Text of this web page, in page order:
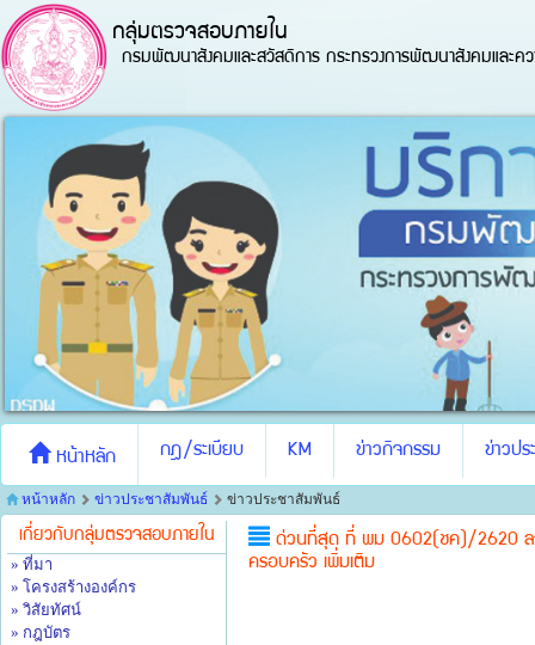
กลุ่มตรวจสอบภายใน
กรมพัฒนาสังคมและสวัสดิการ กระทรวงการพัฒนาสังคมและค
หน้าหลัก กฎ/ระเบียบ KM ข่าวกิจกรรม ข่าวป
หน้าหลัก ข่าวประชาสัมพันธ์ ข่าวประชาสัมพันธ์
เกี่ยวกับกลุ่มตรวจสอบภายใน
» ที่มา
» โครงสร้างองค์กร
» วิสัยทัศน์
» กฎบัตร
ด่วนที่สุด ที่ พม 0602(ชค)/2620 ลว
ครอบครัว เพิ่มเติม